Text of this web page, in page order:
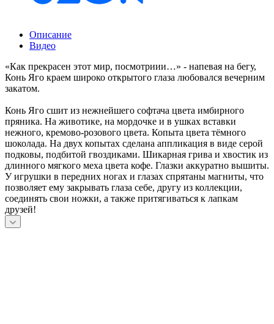
Описание
Видео
«Как прекрасен этот мир, посмотриии…» - напевая на бегу,
Конь Яго краем широко открытого глаза любовался вечерним
закатом.
Конь Яго сшит из нежнейшего софтача цвета имбирного
пряника. На животике, на мордочке и в ушках вставки
нежного, кремово-розового цвета. Копыта цвета тёмного
шоколада. На двух копытах сделана аппликация в виде серой
подковы, подбитой гвоздиками. Шикарная грива и хвостик из
длинного мягкого меха цвета кофе. Глазки аккуратно вышиты.
У игрушки в передних ногах и глазах спрятаны магниты, что
позволяет ему закрывать глаза себе, другу из коллекции,
соединять свои ножки, а также притягиваться к лапкам
друзей!